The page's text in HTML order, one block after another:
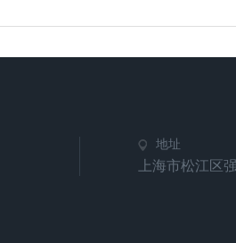
地址
上海市松江区